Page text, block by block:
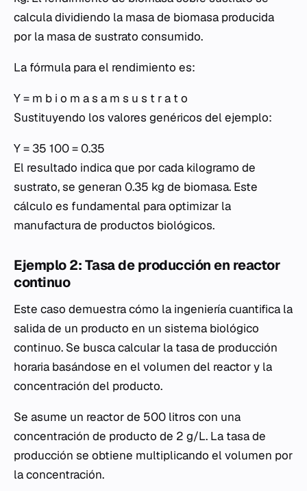
calcula dividiendo la masa de biomasa producida
por la masa de sustrato consumido.
La fórmula para el rendimiento es:
Y = m b i o m a s a m s u s t r a t o
Sustituyendo los valores genéricos del ejemplo:
Y = 35 100 = 0.35
El resultado indica que por cada kilogramo de
sustrato, se generan 0.35 kg de biomasa. Este
cálculo es fundamental para optimizar la
manufactura de productos biológicos.
Ejemplo 2: Tasa de producción en reactor
continuo
Este caso demuestra cómo la ingeniería cuantifica la
salida de un producto en un sistema biológico
continuo. Se busca calcular la tasa de producción
horaria basándose en el volumen del reactor y la
concentración del producto.
Se asume un reactor de 500 litros con una
concentración de producto de 2 g/L. La tasa de
producción se obtiene multiplicando el volumen por
la concentración.